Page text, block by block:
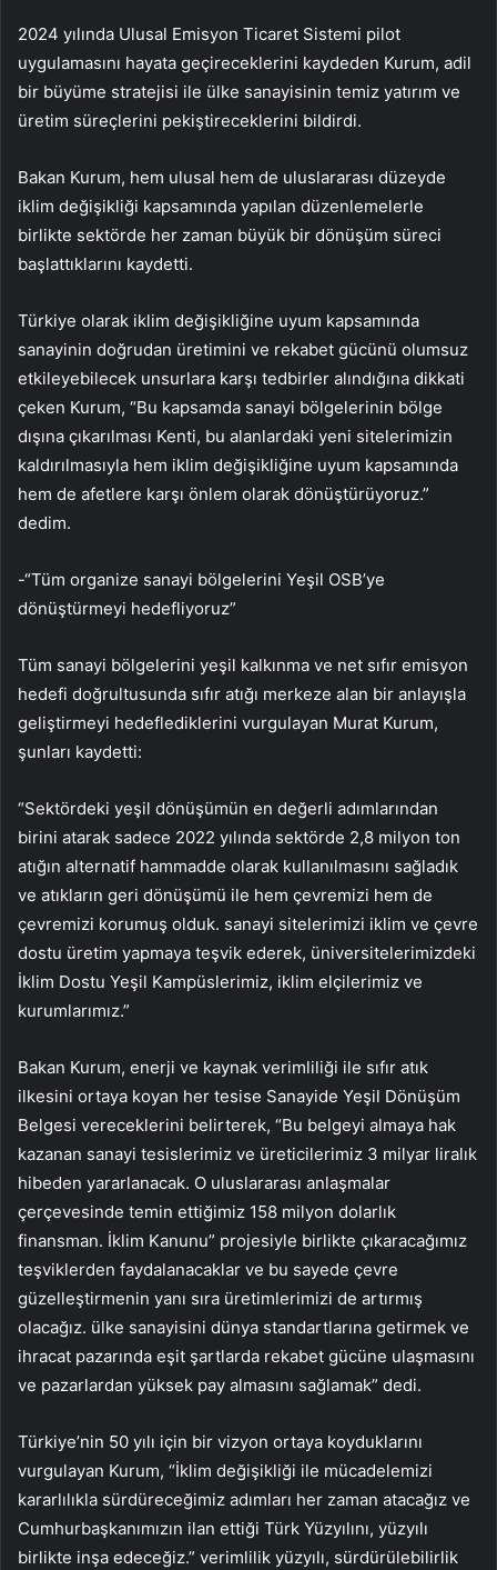
2024 yılında Ulusal Emisyon Ticaret Sistemi pilot
uygulamasını hayata geçireceklerini kaydeden Kurum, adil
bir büyüme stratejisi ile ülke sanayisinin temiz yatırım ve
üretim süreçlerini pekiştireceklerini bildirdi.
Bakan Kurum, hem ulusal hem de uluslararası düzeyde
iklim değişikliği kapsamında yapılan düzenlemelerle
birlikte sektörde her zaman büyük bir dönüşüm süreci
başlattıklarını kaydetti.
Türkiye olarak iklim değişikliğine uyum kapsamında
sanayinin doğrudan üretimini ve rekabet gücünü olumsuz
etkileyebilecek unsurlara karşı tedbirler alındığına dikkati
çeken Kurum, “Bu kapsamda sanayi bölgelerinin bölge
dışına çıkarılması Kenti, bu alanlardaki yeni sitelerimizin
kaldırılmasıyla hem iklim değişikliğine uyum kapsamında
hem de afetlere karşı önlem olarak dönüştürüyoruz.”
dedim.
-“Tüm organize sanayi bölgelerini Yeşil OSB’ye
dönüştürmeyi hedefliyoruz”
Tüm sanayi bölgelerini yeşil kalkınma ve net sıfır emisyon
hedefi doğrultusunda sıfır atığı merkeze alan bir anlayışla
geliştirmeyi hedeflediklerini vurgulayan Murat Kurum,
şunları kaydetti:
“Sektördeki yeşil dönüşümün en değerli adımlarından
birini atarak sadece 2022 yılında sektörde 2,8 milyon ton
atığın alternatif hammadde olarak kullanılmasını sağladık
ve atıkların geri dönüşümü ile hem çevremizi hem de
çevremizi korumuş olduk. sanayi sitelerimizi iklim ve çevre
dostu üretim yapmaya teşvik ederek, üniversitelerimizdeki
İklim Dostu Yeşil Kampüslerimiz, iklim elçilerimiz ve
kurumlarımız.”
Bakan Kurum, enerji ve kaynak verimliliği ile sıfır atık
ilkesini ortaya koyan her tesise Sanayide Yeşil Dönüşüm
Belgesi vereceklerini belirterek, “Bu belgeyi almaya hak
kazanan sanayi tesislerimiz ve üreticilerimiz 3 milyar liralık
hibeden yararlanacak. O uluslararası anlaşmalar
çerçevesinde temin ettiğimiz 158 milyon dolarlık
finansman. İklim Kanunu” projesiyle birlikte çıkaracağımız
teşviklerden faydalanacaklar ve bu sayede çevre
güzelleştirmenin yanı sıra üretimlerimizi de artırmış
olacağız. ülke sanayisini dünya standartlarına getirmek ve
ihracat pazarında eşit şartlarda rekabet gücüne ulaşmasını
ve pazarlardan yüksek pay almasını sağlamak” dedi.
Türkiye’nin 50 yılı için bir vizyon ortaya koyduklarını
vurgulayan Kurum, “İklim değişikliği ile mücadelemizi
kararlılıkla sürdüreceğimiz adımları her zaman atacağız ve
Cumhurbaşkanımızın ilan ettiği Türk Yüzyılını, yüzyılı
birlikte inşa edeceğiz.” verimlilik yüzyılı, sürdürülebilirlik